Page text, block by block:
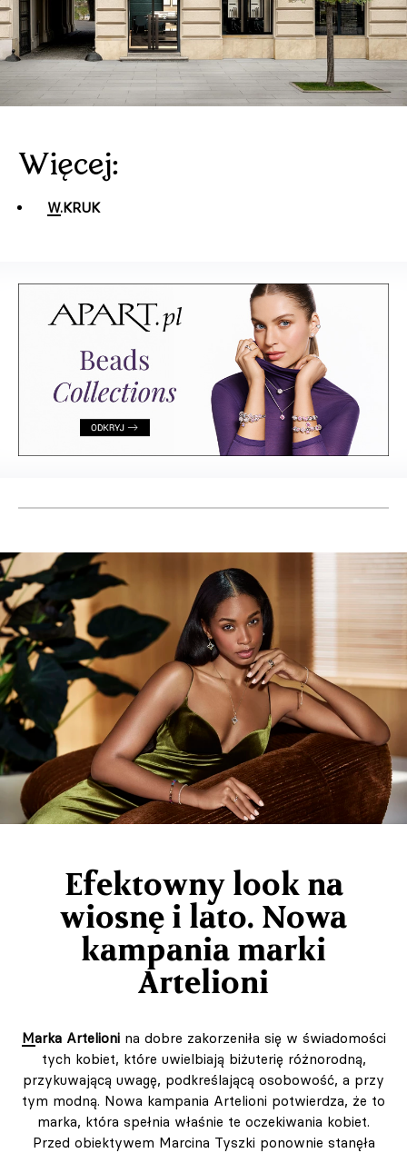
Więcej:
W.KRUK
Efektowny look na
wiosnę i lato. Nowa
kampania marki
Artelioni
Marka Artelionina dobre zakorzeniła się w świadomości
tych kobiet, które uwielbiają biżuterię różnorodną,
przykuwającą uwagę, podkreślającą osobowość, a przy
tym modną. Nowa kampania Artelioni potwierdza, że to
marka, która spełnia właśnie te oczekiwania kobiet.
Przed obiektywem Marcina Tyszki ponownie stanęła